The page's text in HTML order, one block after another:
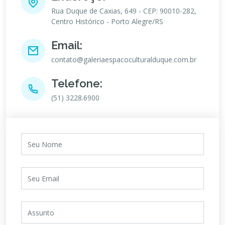
Rua Duque de Caxias, 649 - CEP: 90010-282,
Centro Histórico - Porto Alegre/RS
Email:
contato@galeriaespacoculturalduque.com.br
Telefone:
(51) 3228.6900